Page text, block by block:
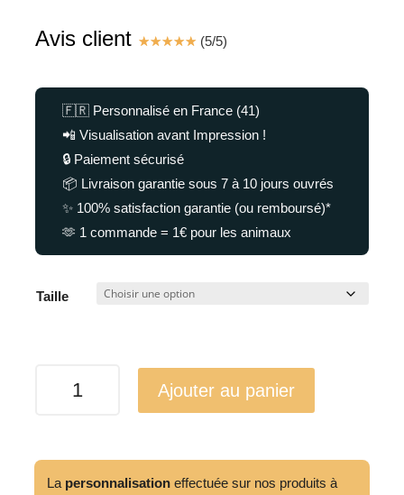
Avis client ☆☆☆☆☆ (5/5)
🇫🇷 Personnalisé en France (41)
📲 Visualisation avant Impression !
🔒 Paiement sécurisé
📦 Livraison garantie sous 7 à 10 jours ouvrés
✨ 100% satisfaction garantie (ou remboursé)*
🫶 1 commande = 1€ pour les animaux
Taille
Ajouter au panier
La personnalisation effectuée sur nos produits à